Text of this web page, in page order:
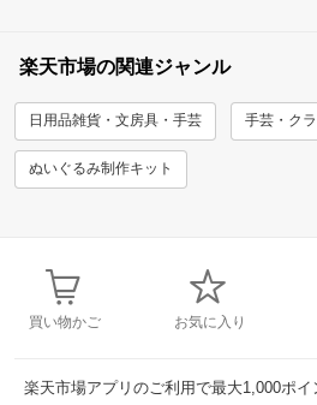
楽天市場の関連ジャンル
日用品雑貨・文房具・手芸 手芸・ク
ぬいぐるみ制作キット
買い物かご お気に入り
楽天市場アプリのご利用で最大1,000ポイ